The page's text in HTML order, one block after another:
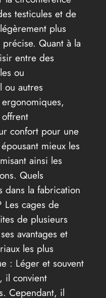
testicules et de
plus
Quant à la
entre des
ou
ou autres
confort pour une
mieux les
ainsi les
Quels
dans la fabrication
Les cages de
de plusieurs
avantages et
les plus
: Léger et souvent
il convient
Cependant, il